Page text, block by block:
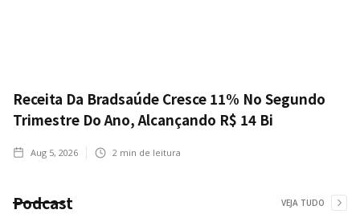
Receita Da Bradsaúde Cresce 11% No Segundo
Trimestre Do Ano, Alcançando R$ 14 Bi
Aug 5, 2026 2 min de leitura
Podcast VEJA TUDO